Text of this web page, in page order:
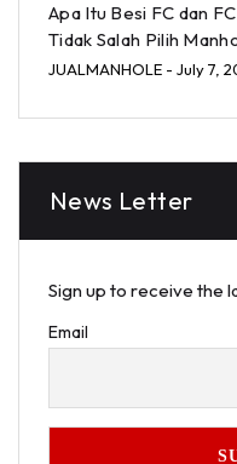
Apa Itu Besi FC dan
Tidak Salah Pilih
JUALMANHOLE - July 7,
News Letter
Sign up to receive the
Email